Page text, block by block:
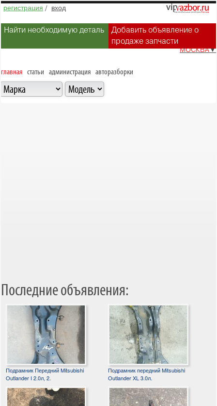
регистрация / вход
Найти необходимую деталь
Добавить объявление о
продаже запчасти
МОСКВА▼
главная статьи администрация авторазборки
Последние объявления:
Подрамник Передний Mitsubishi
Outlander I 2.0л, 2.
Подрамник передний Mitsubishi
Outlander XL 3.0л.